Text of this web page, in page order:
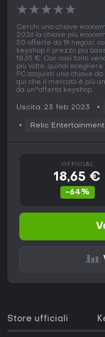
★★★★★
Cerchi una chiave
2026 la chiave più
50 offerte da 19 negozi,
keyshop il prezzo più
18,65 €. Con così tanti
più volte, quindi
PC acquisti una chiave
qui che il mercato è più
da un''offerta keyshop.
Uscita: 23 feb 2023
Relic Entertainment
OFFICIAL
18,65 €
-64%
Store ufficiali